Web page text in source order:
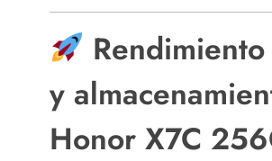
y
Honor X7C